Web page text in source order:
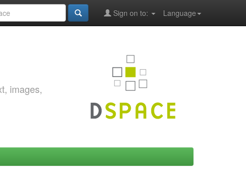
Language
Sign on to:
images,